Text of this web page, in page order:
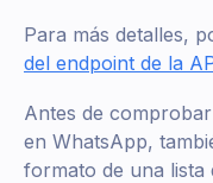
Para más detalles,
del endpoint de la
Antes de
en WhatsApp,
formato de una lista